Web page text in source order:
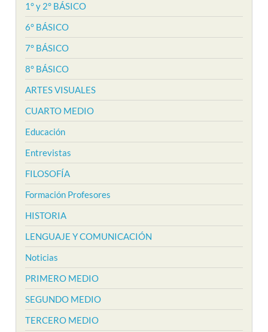
1° y 2° BÁSICO
6° BÁSICO
7° BÁSICO
8° BÁSICO
ARTES VISUALES
CUARTO MEDIO
Educación
Entrevistas
FILOSOFÍA
Formación Profesores
HISTORIA
LENGUAJE Y COMUNICACIÓN
Noticias
PRIMERO MEDIO
SEGUNDO MEDIO
TERCERO MEDIO